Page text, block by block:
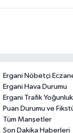
Ergani Nöbetçi
Ergani Hava Durumu
Ergani Trafik
Puan Durumu ve
Tüm Manşetler
Son Dakika Haberleri